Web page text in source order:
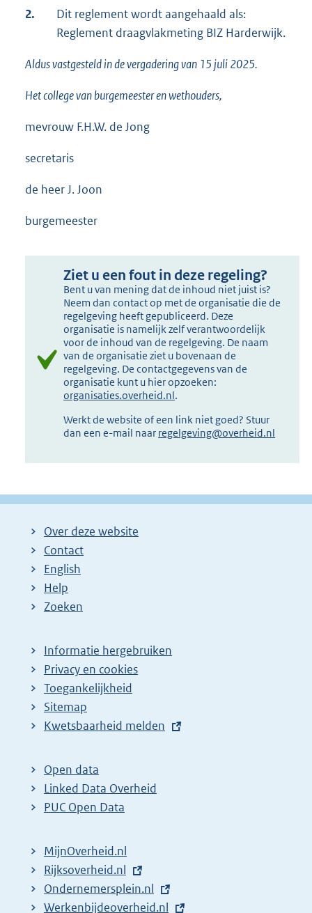
2.
Dit reglement wordt aangehaald als:
Reglement draagvlakmeting BIZ Harderwijk.
Aldus vastgesteld in de vergadering van 15 juli 2025.
Het college van burgemeester en wethouders,
mevrouw F.H.W. de Jong
secretaris
de heer J. Joon
burgemeester
Ziet u een fout in deze regeling?
Bent u van mening dat de inhoud niet juist is?
Neem dan contact op met de organisatie die de
regelgeving heeft gepubliceerd. Deze
organisatie is namelijk zelf verantwoordelijk
voor de inhoud van de regelgeving. De naam
van de organisatie ziet u bovenaan de
regelgeving. De contactgegevens van de
organisatie kunt u hier opzoeken:
organisaties.overheid.nl.
Werkt de website of een link niet goed? Stuur
dan een e-mail naar regelgeving@overheid.nl
Over deze website
Contact
English
Help
Zoeken
Informatie hergebruiken
Privacy en cookies
Toegankelijkheid
Sitemap
E
t
e
r
l
i
n
Kwetsbaarheid melden
Open data
Linked Data Overheid
PUC Open Data
MijnOverheid.nl
E
x
t
Rijksoverheid.nl
E
x
Ondernemersplein.nl
E
Werkenbijdeoverheid.nl